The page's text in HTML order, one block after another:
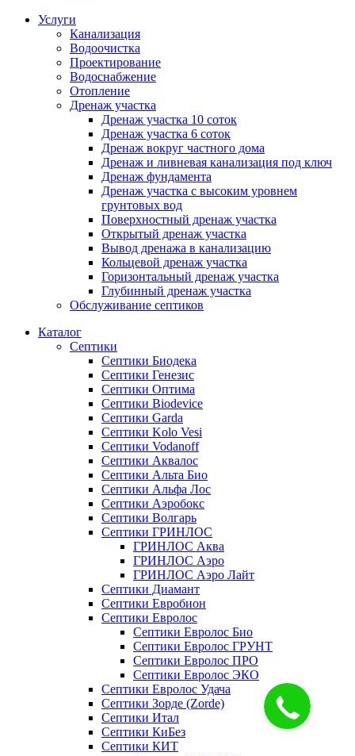
Услуги
Канализация
Водоочистка
Проектирование
Водоснабжение
Отопление
Дренаж участка
Дренаж участка 10 соток
Дренаж участка 6 соток
Дренаж вокруг частного дома
Дренаж и ливневая канализация под ключ
Дренаж фундамента
Дренаж участка с высоким уровнем
грунтовых вод
Поверхностный дренаж участка
Открытый дренаж участка
Вывод дренажа в канализацию
Кольцевой дренаж участка
Горизонтальный дренаж участка
Глубинный дренаж участка
Обслуживание септиков
Каталог
Септики
Септики Биодека
Септики Генезис
Септики Оптима
Септики Biodevice
Септики Garda
Септики Kolo Vesi
Септики Vodanoff
Септики Аквалос
Септики Альта Био
Септики Альфа Лос
Септики Аэробокс
Септики Волгарь
Септики ГРИНЛОС
ГРИНЛОС Аква
ГРИНЛОС Аэро
ГРИНЛОС Аэро Лайт
Септики Диамант
Септики Евробион
Септики Евролос
Септики Евролос Био
Септики Евролос ГРУНТ
Септики Евролос ПРО
Септики Евролос ЭКО
Септики Евролос Удача
Септики Зорде (Zorde)
Септики Итал
Септики КиБез
Септики КИТ